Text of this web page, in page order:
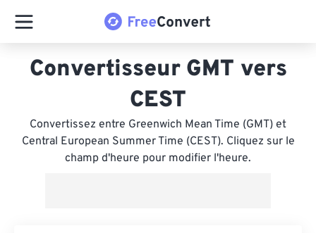
Convertisseur GMT vers
CEST
Convertissez entre Greenwich Mean Time (GMT) et
Central European Summer Time (CEST). Cliquez sur le
champ d'heure pour modifier l'heure.